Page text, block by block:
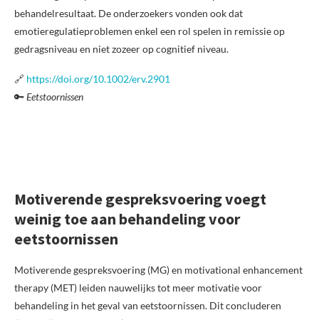
behandelresultaat. De onderzoekers vonden ook dat
emotieregulatieproblemen enkel een rol spelen in remissie op
gedragsniveau en niet zozeer op cognitief niveau.
🔗 https://doi.org/10.1002/erv.2901
🔑Eetstoornissen
Motiverende gespreksvoering voegt
weinig toe aan behandeling voor
eetstoornissen
Motiverende gespreksvoering (MG) en motivational enhancement
therapy (MET) leiden nauwelijks tot meer motivatie voor
behandeling in het geval van eetstoornissen. Dit concluderen